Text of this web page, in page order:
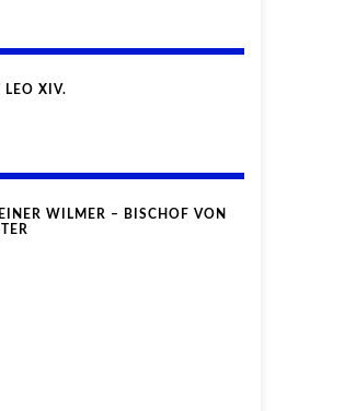
LEO XIV.
WILMER – BISCHOF VON